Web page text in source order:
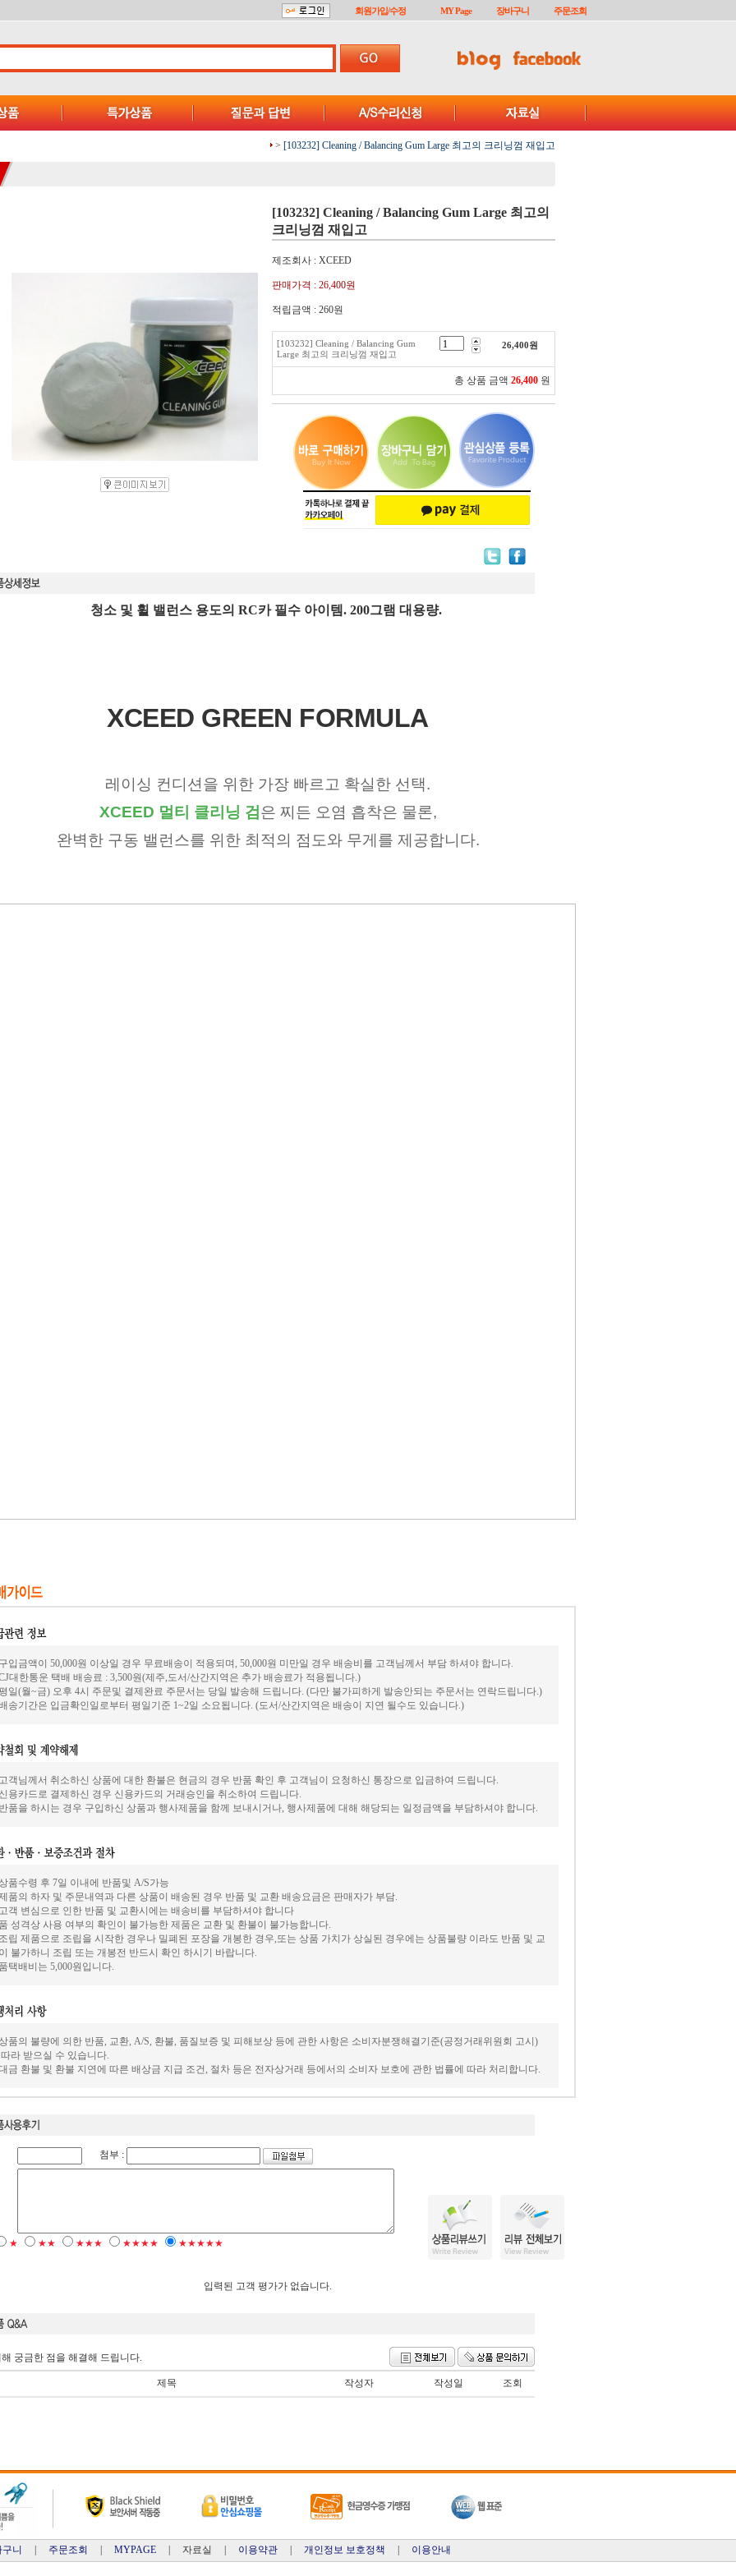
회원가입/수정 MY Page 장바구니 주문조회
> [103232] Cleaning / Balancing Gum Large 최고의 크리닝껌 재입고
[103232] Cleaning / Balancing Gum Large 최고의
크리닝껌 재입고
제조회사 : XCEED
판매가격 : 26,400원
적립금액 : 260원
[103232] Cleaning / Balancing Gum
Large 최고의 크리닝껌 재입고
26,400원
총 상품 금액 26,400 원
청소 및 휠 밸런스 용도의 RC카 필수 아이템. 200그램 대용량.
XCEED GREEN FORMULA
레이싱 컨디션을 위한 가장 빠르고 확실한 선택.
XCEED 멀티 클리닝 검 은 찌든 오염 흡착은 물론,
완벽한 구동 밸런스를 위한 최적의 점도와 무게를 제공합니다.
입금액이 50,000원 이상일 경우 무료배송이 적용되며, 50,000원 미만일 경우 배송비를 고객님께서 부담 하셔야 합니다.
대한통운 택배 배송료 : 3,500원(제주,도서/산간지역은 추가 배송료가 적용됩니다.)
일(월~금) 오후 4시 주문및 결제완료 주문서는 당일 발송해 드립니다. (다만 불가피하게 발송안되는 주문서는 연락드립니다.)
송기간은 입금확인일로부터 평일기준 1~2일 소요됩니다. (도서/산간지역은 배송이 지연 될수도 있습니다.)
객님께서 취소하신 상품에 대한 환불은 현금의 경우 반품 확인 후 고객님이 요청하신 통장으로 입금하여 드립니다.
용카드로 결제하신 경우 신용카드의 거래승인을 취소하여 드립니다.
품을 하시는 경우 구입하신 상품과 행사제품을 함께 보내시거나, 행사제품에 대해 해당되는 일정금액을 부담하셔야 합니다.
품수령 후 7일 이내에 반품및 A/S가능
품의 하자 및 주문내역과 다른 상품이 배송된 경우 반품 및 교환 배송요금은 판매자가 부담.
객 변심으로 인한 반품 및 교환시에는 배송비를 부담하셔야 합니다
성격상 사용 여부의 확인이 불가능한 제품은 교환 및 환불이 불가능합니다.
립 제품으로 조립을 시작한 경우나 밀폐된 포장을 개봉한 경우,또는 상품 가치가 상실된 경우에는 상품불량 이라도 반품 및 교
불가하니 조립 또는 개봉전 반드시 확인 하시기 바랍니다.
택배비는 5,000원입니다.
품의 불량에 의한 반품, 교환, A/S, 환불, 품질보증 및 피해보상 등에 관한 사항은 소비자분쟁해결기준(공정거래위원회 고시)
라 받으실 수 있습니다.
금 환불 및 환불 지연에 따른 배상금 지급 조건, 절차 등은 전자상거래 등에서의 소비자 보호에 관한 법률에 따라 처리합니다.
첨부 :
★ ★★ ★★★ ★★★★ ★★★★★
입력된 고객 평가가 없습니다.
궁금한 점을 해결해 드립니다.
제목 작성자 작성일 조회
니 주문조회 MYPAGE | 자료실 | 이용약관 개인정보 보호정책 이용안내